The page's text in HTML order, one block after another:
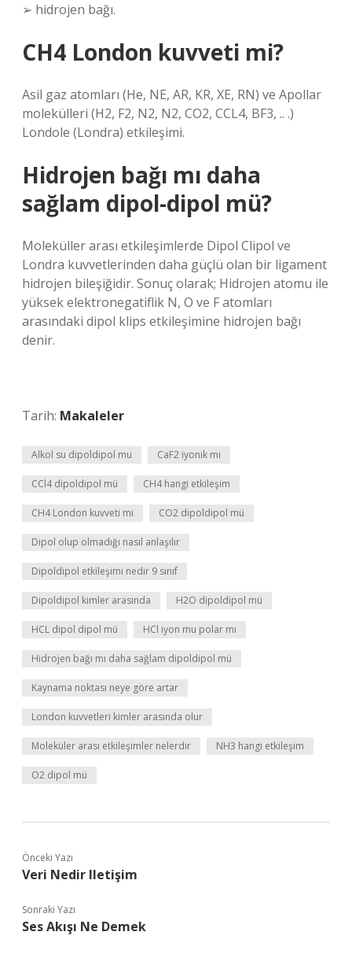
➢ hidrojen bağı.
CH4 London kuvveti mi?
Asil gaz atomları (He, NE, AR, KR, XE, RN) ve Apollar
molekülleri (H2, F2, N2, N2, CO2, CCL4, BF3, .. .)
Londole (Londra) etkileşimi.
Hidrojen bağı mı daha
sağlam dipol-dipol mü?
Moleküller arası etkileşimlerde Dipol Clipol ve
Londra kuvvetlerinden daha güçlü olan bir ligament
hidrojen bileşiğidir. Sonuç olarak; Hidrojen atomu ile
yüksek elektronegatiflik N, O ve F atomları
arasındaki dipol klips etkileşimine hidrojen bağı
denir.
Tarih: Makaleler
Alkol su dipoldipol mu CaF2 iyonik mi
CCl4 dipoldipol mü CH4 hangi etkileşim
CH4 London kuvveti mi CO2 dipoldipol mü
Dipol olup olmadığı nasıl anlaşılır
Dipoldipol etkileşimi nedir 9 sınıf
Dipoldipol kimler arasında H2O dipoldipol mü
HCL dipol dipol mü HCl iyon mu polar mı
Hidrojen bağı mı daha sağlam dipoldipol mü
Kaynama noktası neye göre artar
London kuvvetleri kimler arasında olur
Moleküler arası etkileşimler nelerdir NH3 hangi etkileşim
O2 dipol mü
Önceki Yazı
Veri Nedir Iletişim
Sonraki Yazı
Ses Akışı Ne Demek